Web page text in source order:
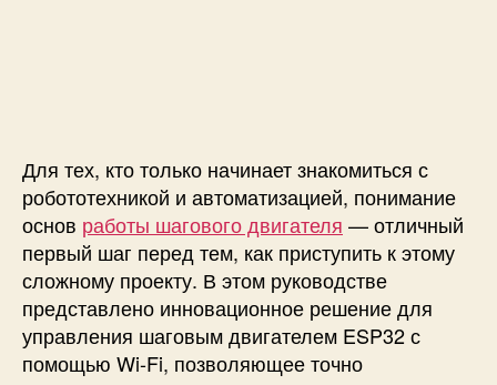
в
и
г
а
т
л
я
н
Для тех, кто только начинает знакомиться с
робототехникой и автоматизацией, понимание
основ работы шагового двигателя — отличный
первый шаг перед тем, как приступить к этому
сложному проекту. В этом руководстве
представлено инновационное решение для
управления шаговым двигателем ESP32 с
помощью Wi-Fi, позволяющее точно